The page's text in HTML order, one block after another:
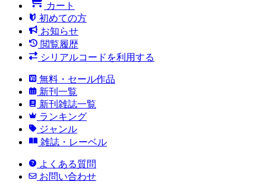
カート
初めての方
お知らせ
閲覧履歴
シリアルコードを利用する
無料・セール作品
新刊一覧
新刊雑誌一覧
ランキング
ジャンル
雑誌・レーベル
よくある質問
お問い合わせ